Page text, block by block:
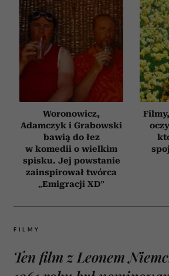
Woronowicz,
Adamczyk i Grabowski
bawią do łez
w komedii o wielkim
spisku. Jej powstanie
zainspirował twórca
„Emigracji XD”
FILMY
Ten film z Leonem